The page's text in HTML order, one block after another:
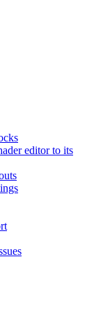
editor to its